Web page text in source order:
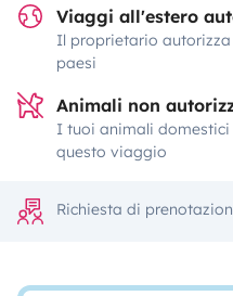
Viaggi all'estero
Il proprietario
paesi
Animali non
I tuoi animali
questo viaggio
Richiesta di